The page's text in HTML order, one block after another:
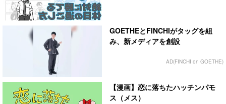
GOETHEとFINCHIがタッグを組
み、新メディアを創設
AD(FINCHI on GOETHE)
【漫画】恋に落ちたハッチンパモ
ス（メス）